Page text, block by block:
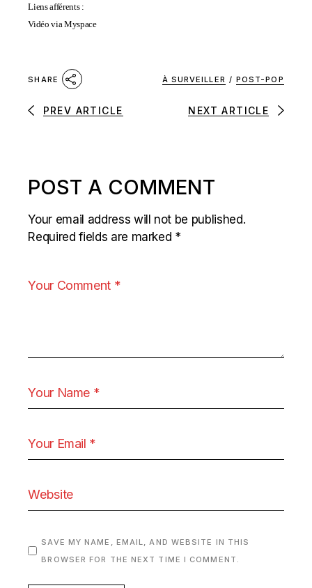
Liens afférents :
Vidéo via Myspace
SHARE À SURVEILLER / POST-POP
PREV ARTICLE NEXT ARTICLE
POST A COMMENT
Your email address will not be published.
Required fields are marked *
SAVE MY NAME, EMAIL, AND WEBSITE IN THIS
BROWSER FOR THE NEXT TIME I COMMENT.